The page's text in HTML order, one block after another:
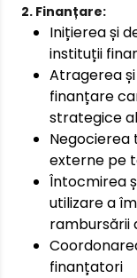
2. Finanțare:
Inițierea și
instituții
Atragerea
finanțare
strategice
Negocierea
externe pe
Întocmirea
utilizare a
rambursării
finanțatori